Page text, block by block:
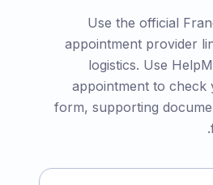
Use the official
appointment provider
logistics. Use
appointment to check
form, supporting